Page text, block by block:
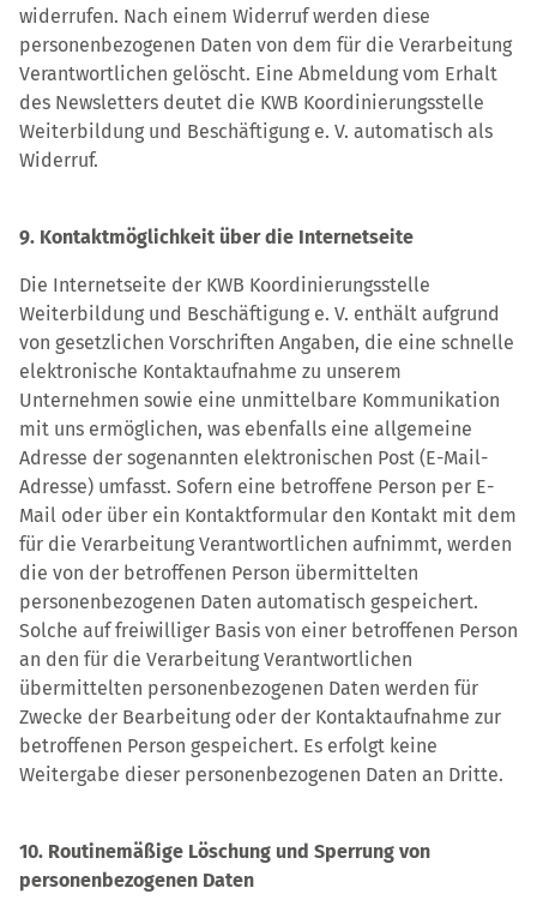
widerrufen. Nach einem Widerruf werden diese
personenbezogenen Daten von dem für die Verarbeitung
Verantwortlichen gelöscht. Eine Abmeldung vom Erhalt
des Newsletters deutet die KWB Koordinierungsstelle
Weiterbildung und Beschäftigung e. V. automatisch als
Widerruf.
9. Kontaktmöglichkeit über die Internetseite
Die Internetseite der KWB Koordinierungsstelle
Weiterbildung und Beschäftigung e. V. enthält aufgrund
von gesetzlichen Vorschriften Angaben, die eine schnelle
elektronische Kontaktaufnahme zu unserem
Unternehmen sowie eine unmittelbare Kommunikation
mit uns ermöglichen, was ebenfalls eine allgemeine
Adresse der sogenannten elektronischen Post (E-Mail-
Adresse) umfasst. Sofern eine betroffene Person per E-
Mail oder über ein Kontaktformular den Kontakt mit dem
für die Verarbeitung Verantwortlichen aufnimmt, werden
die von der betroffenen Person übermittelten
personenbezogenen Daten automatisch gespeichert.
Solche auf freiwilliger Basis von einer betroffenen Person
an den für die Verarbeitung Verantwortlichen
übermittelten personenbezogenen Daten werden für
Zwecke der Bearbeitung oder der Kontaktaufnahme zur
betroffenen Person gespeichert. Es erfolgt keine
Weitergabe dieser personenbezogenen Daten an Dritte.
10. Routinemäßige Löschung und Sperrung von
personenbezogenen Daten